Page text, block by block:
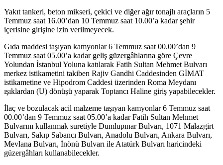
Yakıt tankeri, beton mikseri, çekici ve diğer ağır tonajlı araçların 5
Temmuz saat 16.00’dan 10 Temmuz saat 10.00’a kadar şehir
içerisine girişine izin verilmeyecek.
Gıda maddesi taşıyan kamyonlar 6 Temmuz saat 00.00’dan 9
Temmuz saat 05.00’a kadar geliş güzergâhlarına göre Çevre
Yolundan İstanbul Yoluna katılarak Fatih Sultan Mehmet Bulvarı
merkez istikametini takiben Rajiv Gandhi Caddesinden GİMAT
istikametine ve Hipodrom Caddesi üzerinden Roma Meydanı
ışıklardan (U) dönüşü yaparak Toptancı Haline giriş yapabilecekler.
İlaç ve bozulacak acil malzeme taşıyan kamyonlar 6 Temmuz saat
00.00’dan 9 Temmuz saat 05.00’a kadar Fatih Sultan Mehmet
Bulvarını kullanmak suretiyle Dumlupınar Bulvarı, 1071 Malazgirt
Bulvarı, Sakıp Sabancı Bulvarı, Anadolu Bulvarı, Ankara Bulvarı,
Mevlana Bulvarı, İnönü Bulvarı ile Atatürk Bulvarı haricindeki
güzergâhları kullanabilecekler.